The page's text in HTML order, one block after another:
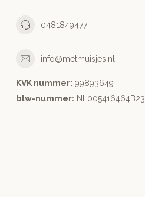
0481849477
info@metmuisjes.nl
KVK nummer: 99893649
btw-nummer: NL005416464B23